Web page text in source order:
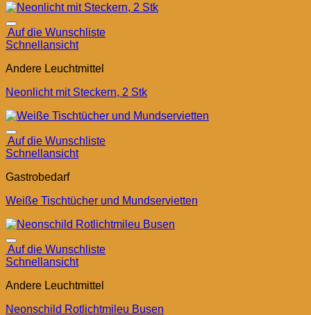
Auf die Wunschliste
Schnellansicht
Andere Leuchtmittel
Neonlicht mit Steckern, 2 Stk
Auf die Wunschliste
Schnellansicht
Gastrobedarf
Weiße Tischtücher und Mundservietten
Auf die Wunschliste
Schnellansicht
Andere Leuchtmittel
Neonschild Rotlichtmileu Busen